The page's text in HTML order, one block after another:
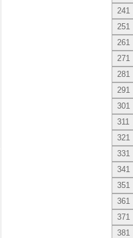
241
251
261
271
281
291
301
311
321
331
341
351
361
371
381